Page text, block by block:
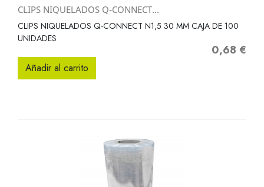
CLIPS NIQUELADOS Q-CONNECT...
CLIPS NIQUELADOS Q-CONNECT N1,5 30 MM CAJA DE 100
UNIDADES
Precio
0,68 €
Añadir al carrito